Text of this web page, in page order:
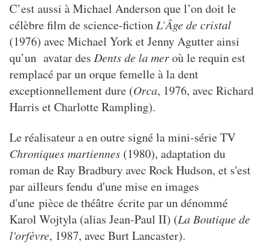
C’est aussi à Michael Anderson que l’on doit le
célèbre film de science-fiction L’Âge de cristal
(1976) avec Michael York et Jenny Agutter ainsi
qu’un avatar des Dents de la meroù le requin est
remplacé par un orque femelle à la dent
exceptionnellement dure (Orca, 1976, avec Richard
Harris et Charlotte Rampling).
Le réalisateur a en outre signé la mini-série TV
Chroniques martiennes (1980), adaptation du
roman de Ray Bradbury avec Rock Hudson, et s'est
par ailleurs fendu d'une mise en images
d'une pièce de théâtre écrite par un dénommé
Karol Wojtyla (alias Jean-Paul II) (La Boutique de
l'orfèvre, 1987, avec Burt Lancaster).